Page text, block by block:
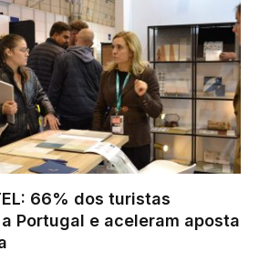
66% dos turistas
Portugal e aceleram aposta